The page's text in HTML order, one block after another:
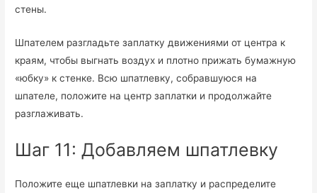
стены.
Шпателем разгладьте заплатку движениями от центра к
краям, чтобы выгнать воздух и плотно прижать бумажную
«юбку» к стенке. Всю шпатлевку, собравшуюся на
шпателе, положите на центр заплатки и продолжайте
разглаживать.
Шаг 11: Добавляем шпатлевку
Положите еще шпатлевки на заплатку и распределите